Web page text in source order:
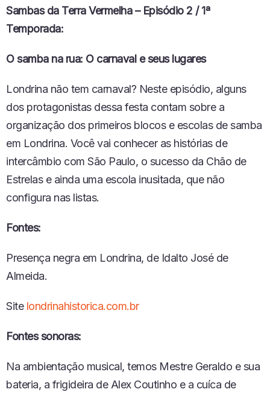
U
Z
I
E
I
Ó
D
O
FEED RSS
Sambas da Terra Vermelha – Episódio 2 / 1ª
Temporada:
O samba na rua: O carnaval e seus lugares
Londrina não tem carnaval? Neste episódio, alguns
dos protagonistas dessa festa contam sobre a
organização dos primeiros blocos e escolas de samba
em Londrina. Você vai conhecer as histórias de
intercâmbio com São Paulo, o sucesso da Chão de
Estrelas e ainda uma escola inusitada, que não
configura nas listas.
Fontes:
Presença negra em Londrina, de Idalto José de
Almeida.
Site londrinahistorica.com.br
Fontes sonoras:
Na ambientação musical, temos Mestre Geraldo e sua
bateria, a frigideira de Alex Coutinho e a cuíca de